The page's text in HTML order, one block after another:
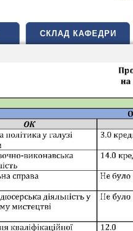
СКЛАД КАФЕДРИ